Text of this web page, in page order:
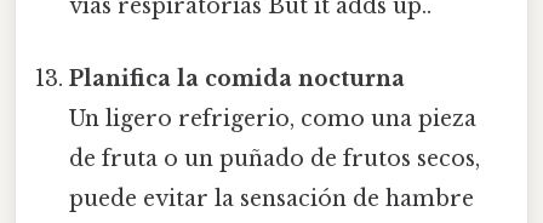
vías respiratorias But it adds up..
Planifica la comida nocturna
Un ligero refrigerio, como una pieza
de fruta o un puñado de frutos secos,
puede evitar la sensación de hambre